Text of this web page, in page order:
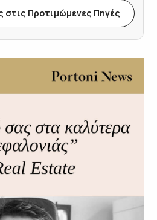
στις Προτιμώμενες Πηγές